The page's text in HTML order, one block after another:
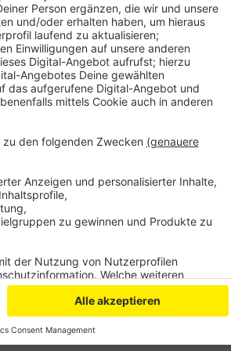
Fälle nicht bekannt, man
auch hier auf die geplante E-Pass
wie viele Tests tatsächlich gemacht
Personal für Kontrollen fehlt. Aktuell
Ärzte, die Schnelltests anbieten, einen
mit negativem Test in die
in unserer Stadt gibt eshier.